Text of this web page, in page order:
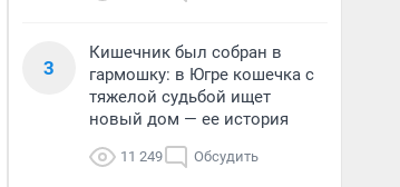
3
Кишечник был собран в
гармошку: в Югре кошечка с
тяжелой судьбой ищет
новый дом — ее история
11 249 Обсудить